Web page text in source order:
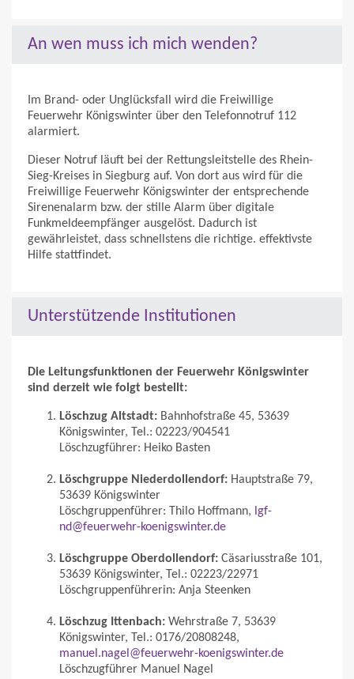
An wen muss ich mich wenden?
Im Brand- oder Unglücksfall wird die Freiwillige
Feuerwehr Königswinter über den Telefonnotruf 112
alarmiert.
Dieser Notruf läuft bei der Rettungsleitstelle des Rhein-
Sieg-Kreises in Siegburg auf. Von dort aus wird für die
Freiwillige Feuerwehr Königswinter der entsprechende
Sirenenalarm bzw. der stille Alarm über digitale
Funkmeldeempfänger ausgelöst. Dadurch ist
gewährleistet, dass schnellstens die richtige. effektivste
Hilfe stattfindet.
Unterstützende Institutionen
Die Leitungsfunktionen der Feuerwehr Königswinter
sind derzeit wie folgt bestellt:
Löschzug Altstadt: Bahnhofstraße 45, 53639
Königswinter, Tel.: 02223/904541
Löschzugführer: Heiko Basten
Löschgruppe Niederdollendorf: Hauptstraße 79,
53639 Königswinter
Löschgruppenführer: Thilo Hoffmann, lgf-
nd@feuerwehr-koenigswinter.de
Löschgruppe Oberdollendorf: Cäsariusstraße 101,
53639 Königswinter, Tel.: 02223/22971
Löschgruppenführerin: Anja Steenken
Löschzug Ittenbach: Wehrstraße 7, 53639
Königswinter, Tel.: 0176/20808248,
manuel.nagel@feuerwehr-koenigswinter.de
Löschzugführer Manuel Nagel